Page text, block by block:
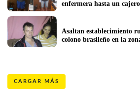
Asaltan establecimiento
colono brasileño en la
CARGAR MÁS